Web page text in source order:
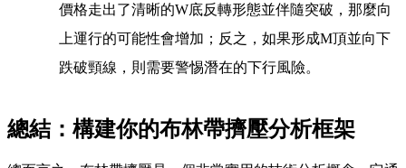
價格走出了清晰的W底反轉形態並伴隨突破，那麼向
上運行的可能性會增加；反之，如果形成M頂並向下
跌破頸線，則需要警惕潛在的下行風險。
總結：構建你的布林帶擠壓分析框架